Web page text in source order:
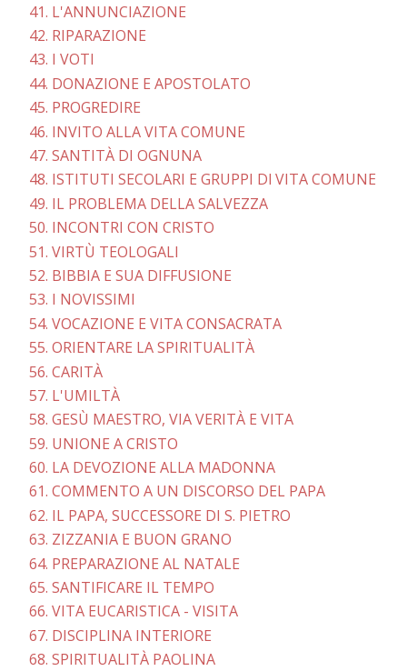
41. L'ANNUNCIAZIONE
42. RIPARAZIONE
43. I VOTI
44. DONAZIONE E APOSTOLATO
45. PROGREDIRE
46. INVITO ALLA VITA COMUNE
47. SANTITÀ DI OGNUNA
48. ISTITUTI SECOLARI E GRUPPI Dl VITA COMUNE
49. IL PROBLEMA DELLA SALVEZZA
50. INCONTRI CON CRISTO
51. VIRTÙ TEOLOGALI
52. BIBBIA E SUA DIFFUSIONE
53. I NOVISSIMI
54. VOCAZIONE E VITA CONSACRATA
55. ORIENTARE LA SPIRITUALITÀ
56. CARITÀ
57. L'UMILTÀ
58. GESÙ MAESTRO, VIA VERITÀ E VITA
59. UNIONE A CRISTO
60. LA DEVOZIONE ALLA MADONNA
61. COMMENTO A UN DISCORSO DEL PAPA
62. IL PAPA, SUCCESSORE DI S. PIETRO
63. ZIZZANIA E BUON GRANO
64. PREPARAZIONE AL NATALE
65. SANTIFICARE IL TEMPO
66. VITA EUCARISTICA - VISITA
67. DISCIPLINA INTERIORE
68. SPIRITUALITÀ PAOLINA